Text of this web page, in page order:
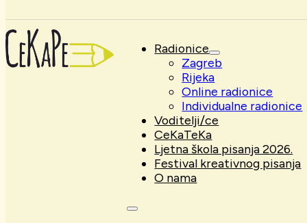
Radionice
Zagreb
Rijeka
Online radionice
Individualne radionice
Voditelji/ce
CeKaTeKa
Ljetna škola pisanja 2026.
Festival kreativnog pisanja
O nama